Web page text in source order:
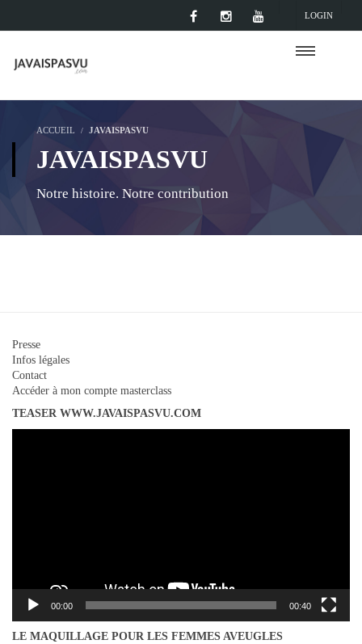
LOGIN
ACCUEIL JAVAISPASVU
JAVAISPASVU
Notre histoire. Notre contribution
Presse
Infos légales
Contact
Accéder à mon compte masterclass
TEASER WWW.JAVAISPASVU.COM
00:00 00:40
LE MAQUILLAGE POUR LES FEMMES AVEUGLES